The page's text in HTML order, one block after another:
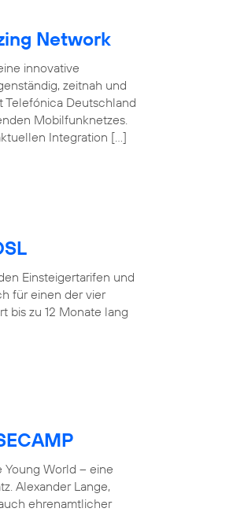
Network
innovative
zeitnah und
Telefónica Deutschland
Mobilfunknetzes.
Integration […]
Einsteigertarifen und
für einen der vier
bis zu 12 Monate lang
Young World – eine
Alexander Lange,
ehrenamtlicher